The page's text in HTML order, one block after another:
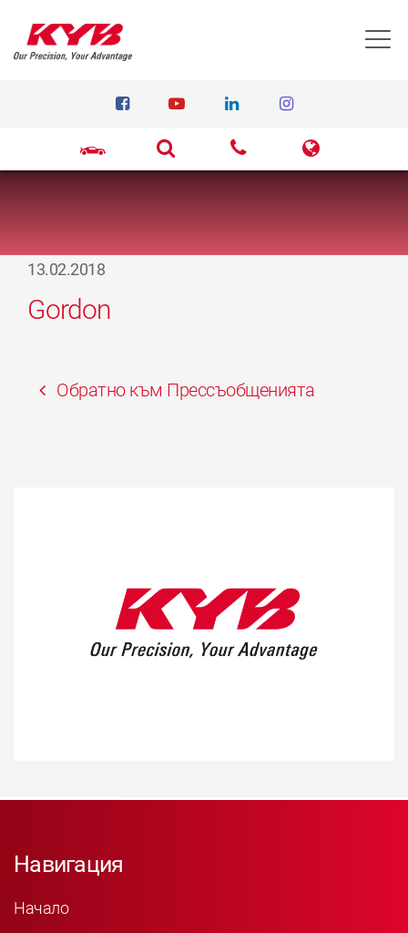
13.02.2018
Gordon
Обратно към Прессъобщенията
Навигация
Начало